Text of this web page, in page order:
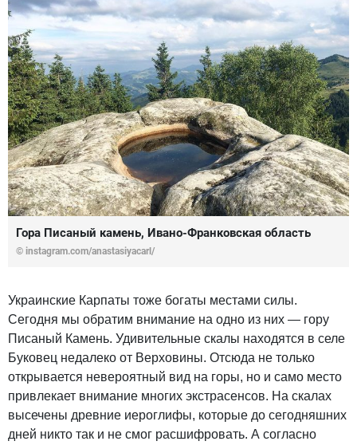
Гора Писаный камень, Ивано-Франковская область
© instagram.com/anastasiyacarl/
Украинские Карпаты тоже богаты местами силы.
Сегодня мы обратим внимание на одно из них — гору
Писаный Камень. Удивительные скалы находятся в селе
Буковец недалеко от Верховины. Отсюда не только
открывается невероятный вид на горы, но и само место
привлекает внимание многих экстрасенсов. На скалах
высечены древние иероглифы, которые до сегодняшних
дней никто так и не смог расшифровать. А согласно